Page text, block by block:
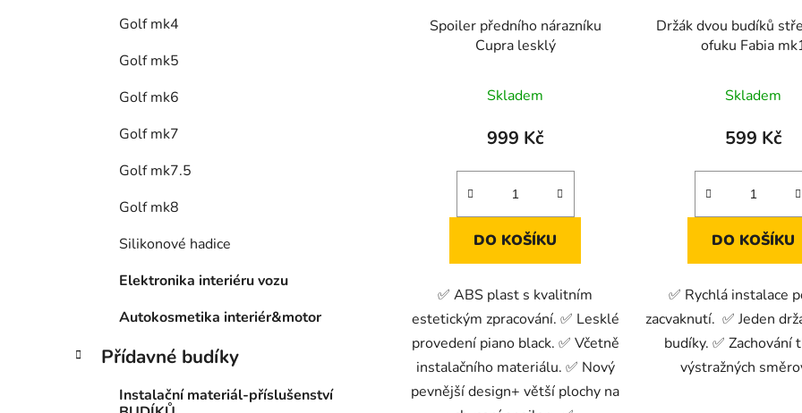
Golf mk4
Golf mk5
Golf mk6
Golf mk7
Golf mk7.5
Golf mk8
Silikonové hadice
Elektronika interiéru vozu
Autokosmetika interiér&motor
Přídavné budíky
Instalační materiál-příslušenství
Spoiler předního nárazníku
Cupra lesklý
Skladem
999 Kč
DO KOŠÍKU
✅ ABS plast s kvalitním
estetickým zpracování. ✅ Lesklé
provedení piano black. ✅ Včetně
instalačního materiálu. ✅ Nový
pevnější design+ větší plochy na
Držák dvou budíků
ofuku Fabia
Skladem
599 Kč
DO KOŠÍKU
✅ Rychlá instalace
zacvaknutí. ✅ Jeden
budíky. ✅ Zachování
výstražných